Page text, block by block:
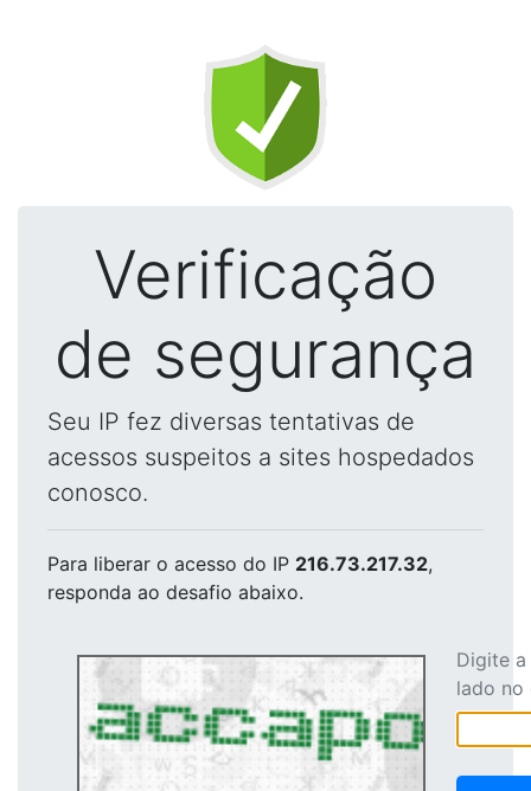
Verificação
de segurança
Seu IP fez diversas tentativas de
acessos suspeitos a sites hospedados
conosco.
Para liberar o acesso do IP 216.73.217.32,
responda ao desafio abaixo.
Digite
lado no